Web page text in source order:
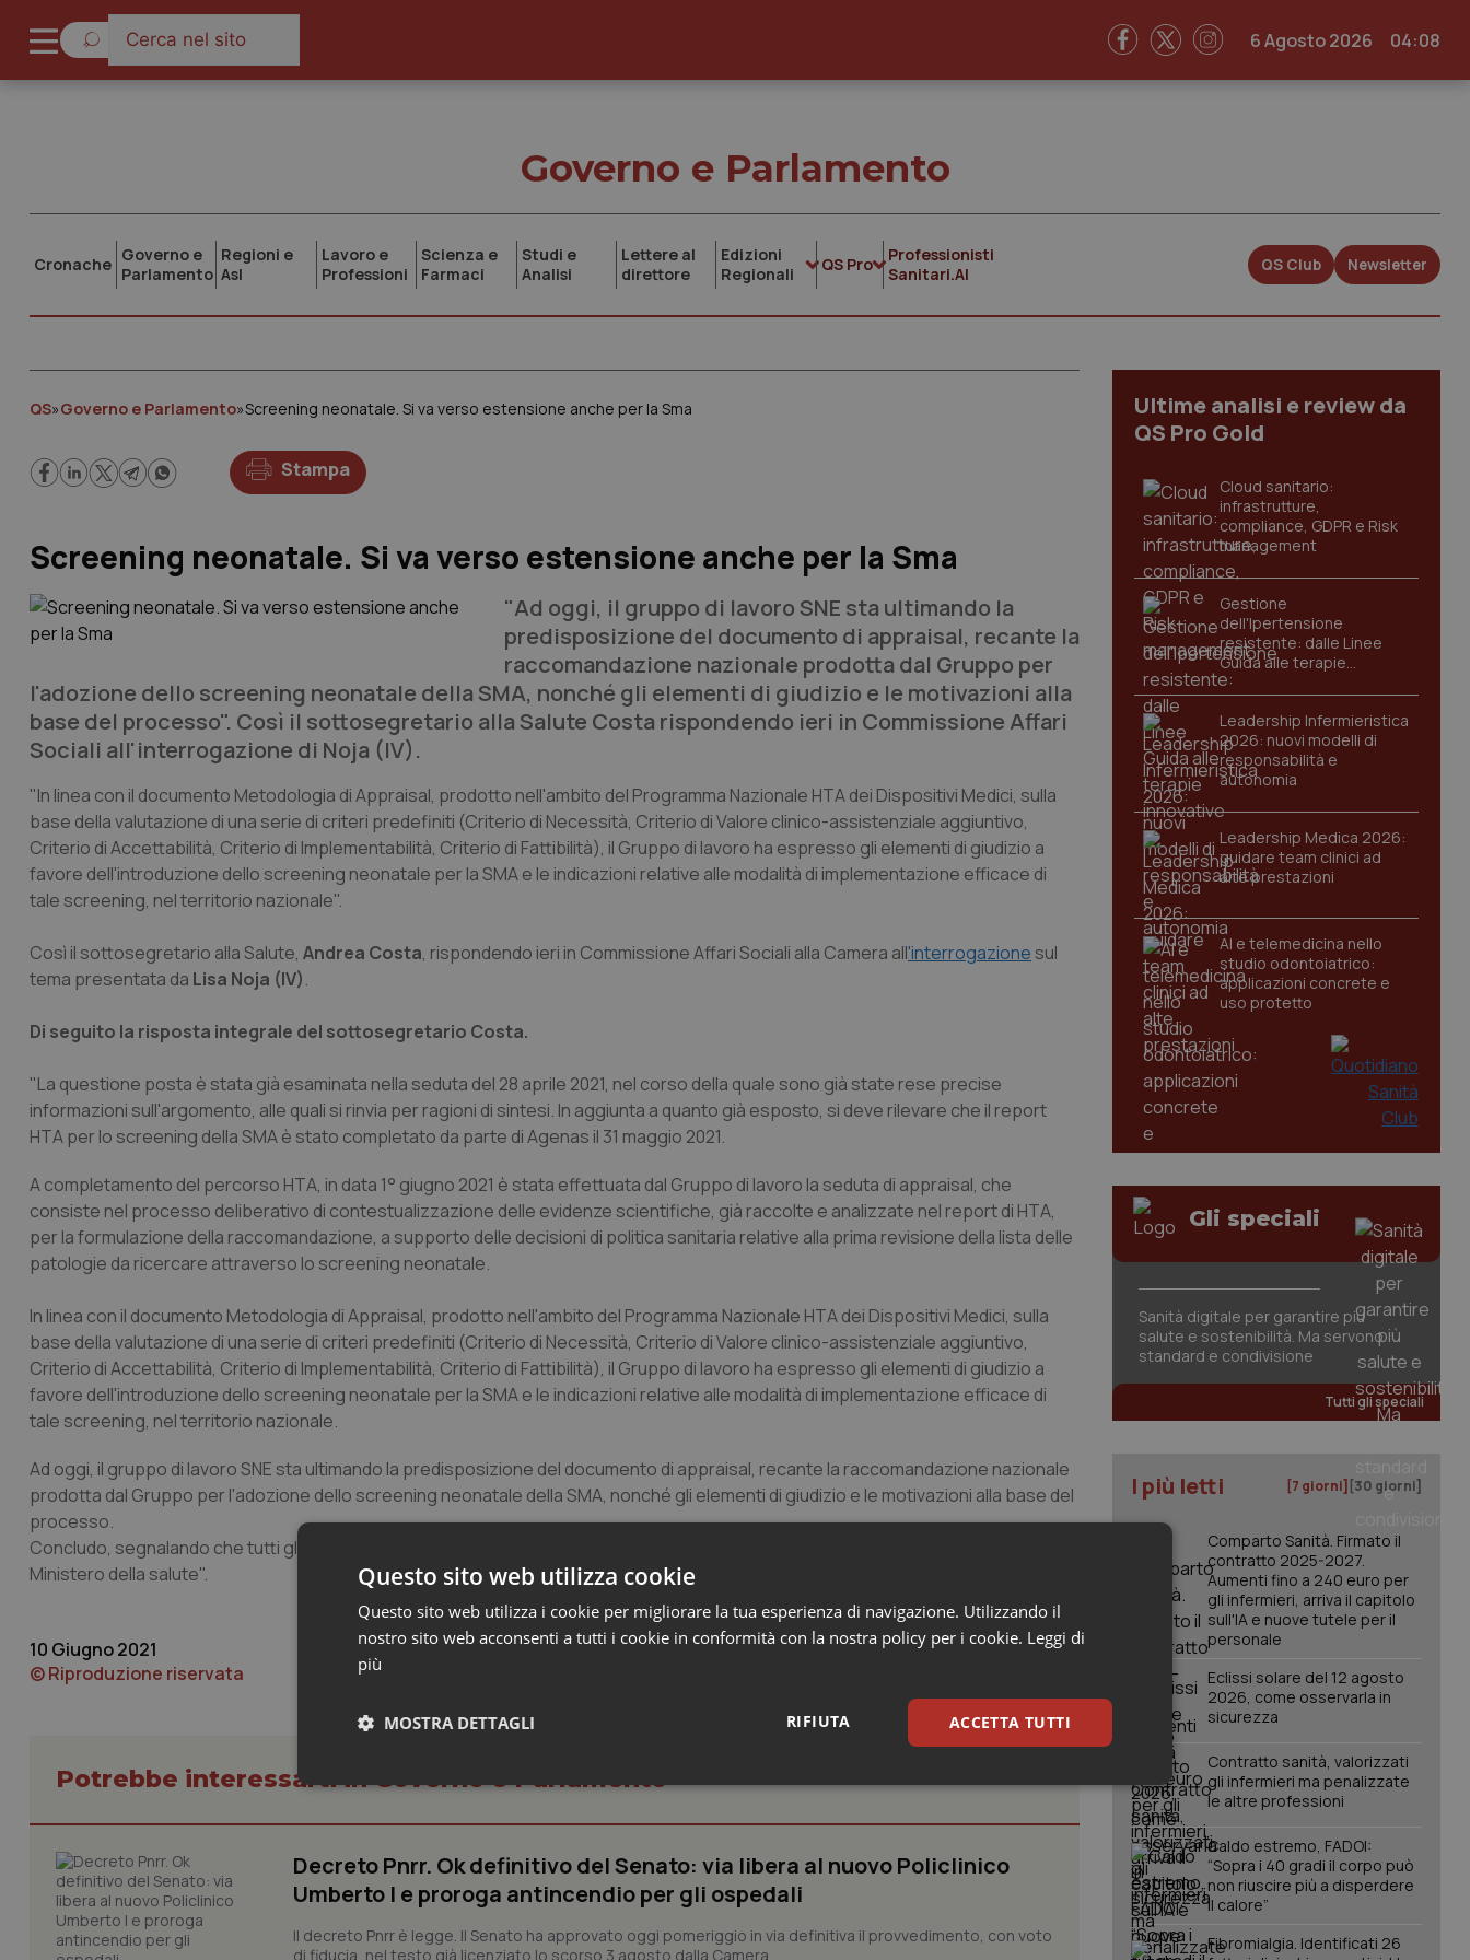
6 Agosto 2026 04:08
Governo e Parlamento
Cronache Governo e
Parlamento
Regioni e
Asl
Lavoro e
Professioni
Scienza e
Farmaci
Studi e
Analisi
Lettere al
direttore
Edizioni
Regionali
QS Pro
Professionisti
Sanitari.AI
QS Club Newsletter
QS»Governo e Parlamento»Screening neonatale. Si va verso estensione anche per la Sma
Stampa
Screening neonatale. Si va verso estensione anche per la Sma
"Ad oggi, il gruppo di lavoro SNE sta ultimando la
predisposizione del documento di appraisal, recante la
raccomandazione nazionale prodotta dal Gruppo per
l'adozione dello screening neonatale della SMA, nonché gli elementi di giudizio e le motivazioni alla
base del processo". Così il sottosegretario alla Salute Costa rispondendo ieri in Commissione Affari
Sociali all'interrogazione di Noja (IV).
"In linea con il documento Metodologia di Appraisal, prodotto nell'ambito del Programma Nazionale HTA dei Dispositivi Medici, sulla
base della valutazione di una serie di criteri predefiniti (Criterio di Necessità, Criterio di Valore clinico-assistenziale aggiuntivo,
Criterio di Accettabilità, Criterio di Implementabilità, Criterio di Fattibilità), il Gruppo di lavoro ha espresso gli elementi di giudizio a
favore dell'introduzione dello screening neonatale per la SMA e le indicazioni relative alle modalità di implementazione efficace di
tale screening, nel territorio nazionale".
Così il sottosegretario alla Salute, Andrea Costa, rispondendo ieri in Commissione Affari Sociali alla Camera all'interrogazione sul
tema presentata da Lisa Noja (IV).
Di seguito la risposta integrale del sottosegretario Costa.
"La questione posta è stata già esaminata nella seduta del 28 aprile 2021, nel corso della quale sono già state rese precise
informazioni sull'argomento, alle quali si rinvia per ragioni di sintesi. In aggiunta a quanto già esposto, si deve rilevare che il report
HTA per lo screening della SMA è stato completato da parte di Agenas il 31 maggio 2021.
A completamento del percorso HTA, in data 1° giugno 2021 è stata effettuata dal Gruppo di lavoro la seduta di appraisal, che
consiste nel processo deliberativo di contestualizzazione delle evidenze scientifiche, già raccolte e analizzate nel report di HTA,
per la formulazione della raccomandazione, a supporto delle decisioni di politica sanitaria relative alla prima revisione della lista delle
patologie da ricercare attraverso lo screening neonatale.
In linea con il documento Metodologia di Appraisal, prodotto nell'ambito del Programma Nazionale HTA dei Dispositivi Medici, sulla
base della valutazione di una serie di criteri predefiniti (Criterio di Necessità, Criterio di Valore clinico-assistenziale aggiuntivo,
Criterio di Accettabilità, Criterio di Implementabilità, Criterio di Fattibilità), il Gruppo di lavoro ha espresso gli elementi di giudizio a
favore dell'introduzione dello screening neonatale per la SMA e le indicazioni relative alle modalità di implementazione efficace di
tale screening, nel territorio nazionale.
Ad oggi, il gruppo di lavoro SNE sta ultimando la predisposizione del documento di appraisal, recante la raccomandazione nazionale
prodotta dal Gruppo per l'adozione dello screening neonatale della SMA, nonché gli elementi di giudizio e le motivazioni alla base del
processo.
Concludo, segnalando che tutti gli aggiornamenti dei lavori del Gruppo SNE, possono essere consultati sul sito web istituzionale del
Ministero della salute".
10 Giugno 2021
© Riproduzione riservata
Potrebbe interessarti in Governo e Parlamento
Decreto Pnrr. Ok definitivo del Senato: via libera al nuovo Policlinico
Umberto I e proroga antincendio per gli ospedali
Il decreto Pnrr è legge. Il Senato ha approvato oggi pomeriggio in via definitiva il provvedimento, con voto
di fiducia, nel testo già licenziato lo scorso 3 agosto dalla Camera....
Ultime analisi e review da
QS Pro Gold
Cloud sanitario:
infrastrutture,
compliance, GDPR e Risk
management
Gestione
dell'Ipertensione
resistente: dalle Linee
Guida alle terapie
innovative
Leadership Infermieristica
2026: nuovi modelli di
responsabilità e
autonomia
Leadership Medica 2026:
guidare team clinici ad
alte prestazioni
AI e telemedicina nello
studio odontoiatrico:
applicazioni concrete e
uso protetto
Gli speciali
Sanità digitale per garantire più
salute e sostenibilità. Ma servono
standard e condivisione
Tutti gli speciali
I più letti [7 giorni] [30 giorni]
Comparto Sanità. Firmato il
contratto 2025-2027.
Aumenti fino a 240 euro per
gli infermieri, arriva il capitolo
sull'IA e nuove tutele per il
personale
Eclissi solare del 12 agosto
2026, come osservarla in
sicurezza
Contratto sanità, valorizzati
gli infermieri ma penalizzate
le altre professioni
Caldo estremo, FADOI:
“Sopra i 40 gradi il corpo può
non riuscire più a disperdere
il calore”
Fibromialgia. Identificati 26
Questo sito web utilizza cookie
Questo sito web utilizza i cookie per migliorare la tua esperienza di navigazione. Utilizzando il
nostro sito web acconsenti a tutti i cookie in conformità con la nostra policy per i cookie. Leggi di
più
ACCETTA TUTTI
RIFIUTA
MOSTRA DETTAGLI
Necessari Statistici Marketing
Necessari Statistici Marketing